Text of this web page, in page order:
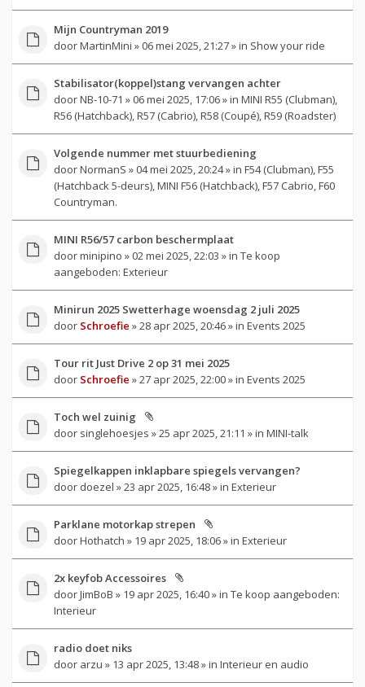
Mijn Countryman 2019
doorMartinMini » 06 mei 2025, 21:27 » in Show your ride
Stabilisator(koppel)stang vervangen achter
doorNB-10-71 » 06 mei 2025, 17:06 » in MINI R55 (Clubman),
R56 (Hatchback), R57 (Cabrio), R58 (Coupé), R59 (Roadster)
Volgende nummer met stuurbediening
doorNormanS » 04 mei 2025, 20:24 » in F54 (Clubman), F55
(Hatchback 5-deurs), MINI F56 (Hatchback), F57 Cabrio, F60
Countryman.
MINI R56/57 carbon beschermplaat
doorminipino » 02 mei 2025, 22:03 » in Te koop
aangeboden: Exterieur
Minirun 2025 Swetterhage woensdag 2 juli 2025
door Schroefie » 28 apr 2025, 20:46 » in Events 2025
Tour rit Just Drive 2 op 31 mei 2025
door Schroefie » 27 apr 2025, 22:00 » in Events 2025
Toch wel zuinig
door singlehoesjes » 25 apr 2025, 21:11 » in MINI-talk
Spiegelkappen inklapbare spiegels vervangen?
door doezel » 23 apr 2025, 16:48 » in Exterieur
Parklane motorkap strepen
doorHothatch » 19 apr 2025, 18:06 » in Exterieur
2x keyfob Accessoires
doorJimBoB » 19 apr 2025, 16:40 » in Te koop aangeboden:
Interieur
radio doet niks
door arzu » 13 apr 2025, 13:48 » in Interieur en audio